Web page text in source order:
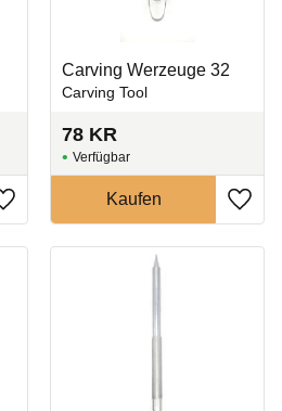
Zu Favoriten hinzufügen
Carving Werzeuge 32
Carving Tool
78 KR
Zu